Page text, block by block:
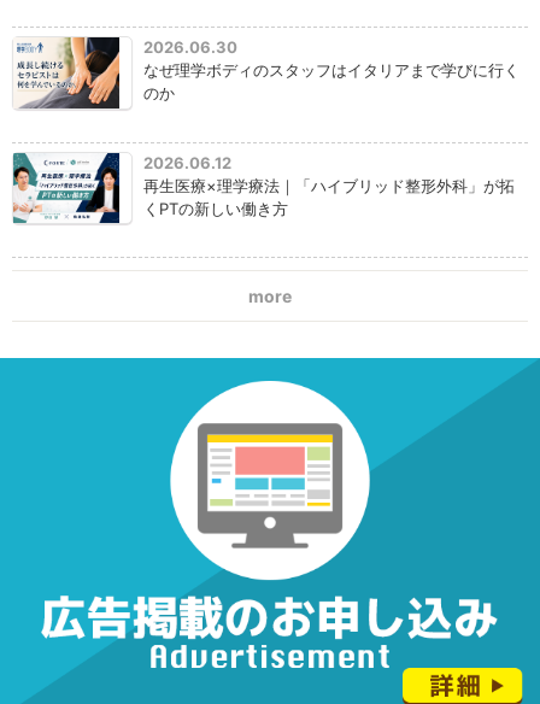
2026.06.30
なぜ理学ボディのスタッフはイタリアまで学びに行く
のか
2026.06.12
再生医療×理学療法｜「ハイブリッド整形外科」が拓
くPTの新しい働き方
more